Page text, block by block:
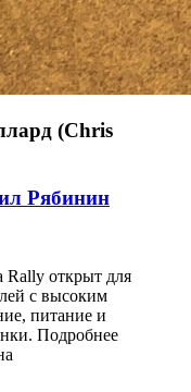
(Chris
Рябинин
Rally открыт для
с высоким
питание и
Подробнее